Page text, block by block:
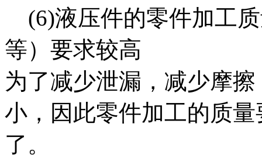
(6)液压件的零件加工
等）要求较高
为了减少泄漏，减少摩
小，因此零件加工的质
了。